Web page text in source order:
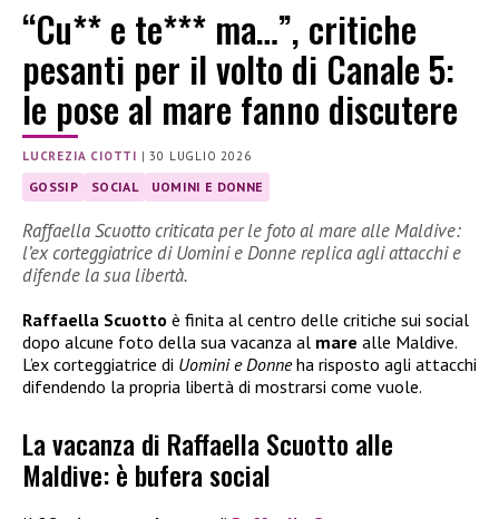
“Cu** e te*** ma…”, critiche
pesanti per il volto di Canale 5:
le pose al mare fanno discutere
LUCREZIA CIOTTI |30 LUGLIO 2026
GOSSIP SOCIAL UOMINI E DONNE
Raffaella Scuotto criticata per le foto al mare alle Maldive:
l’ex corteggiatrice di Uomini e Donne replica agli attacchi e
difende la sua libertà.
Raffaella Scuotto è finita al centro delle critiche sui social
dopo alcune foto della sua vacanza al mare alle Maldive.
L’ex corteggiatrice di Uomini e Donneha risposto agli attacchi
difendendo la propria libertà di mostrarsi come vuole.
La vacanza di Raffaella Scuotto alle
Maldive: è bufera social